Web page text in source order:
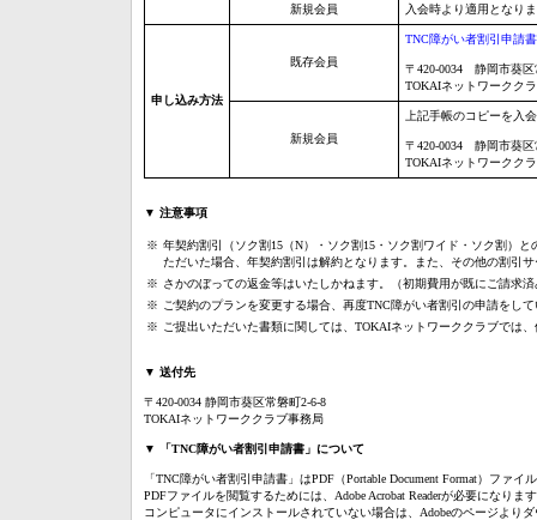
新規会員 入会時より適用となり
申し込み方法
既存会員
TNC障がい者割引申請書
〒420-0034 静岡市葵区
TOKAIネットワークク
新規会員
上記手帳のコピーを入
〒420-0034 静岡市葵区
TOKAIネットワークク
▼ 注意事項
※ 年契約割引（ソク割15（N）・ソク割15・ソク割ワイド・ソク割）
ただいた場合、年契約割引は解約となります。また、その他の割引
※ さかのぼっての返金等はいたしかねます。（初期費用が既にご請求
※
ご契約のプランを変更する場合、再度TNC障がい者割引の申請をし
※
ご提出いただいた書類に関しては、TOKAIネットワーククラブでは
▼ 送付先
〒420-0034 静岡市葵区常磐町2-6-8
TOKAIネットワーククラブ事務局
▼ 「TNC障がい者割引申請書」について
「TNC障がい者割引申請書」はPDF（Portable Document Format）ファイ
PDFファイルを閲覧するためには、Adobe Acrobat Readerが必要になりま
コンピュータにインストールされていない場合は、Adobeのページより